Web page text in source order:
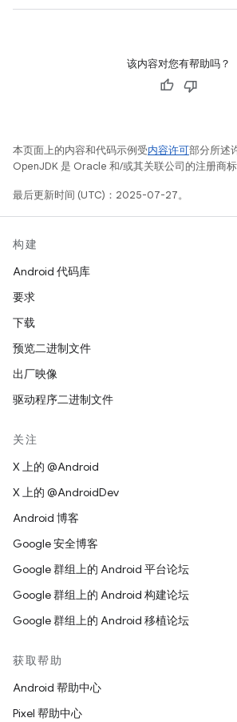
该内容对您有帮助吗？
本页面上的内容和代码示例受内容许可部分所述
OpenJDK 是 Oracle 和/或其关联公司的注册商标
最后更新时间 (UTC)：2025-07-27。
构建
Android 代码库
要求
下载
预览二进制文件
出厂映像
驱动程序二进制文件
关注
X 上的 @Android
X 上的 @AndroidDev
Android 博客
Google 安全博客
Google 群组上的 Android 平台论坛
Google 群组上的 Android 构建论坛
Google 群组上的 Android 移植论坛
获取帮助
Android 帮助中心
Pixel 帮助中心